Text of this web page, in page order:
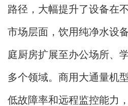
路径，大幅提升了设备在
市场层面，饮用纯净水设
庭厨房扩展至办公场所、
多个领域。商用大通量机
低故障率和远程监控能力